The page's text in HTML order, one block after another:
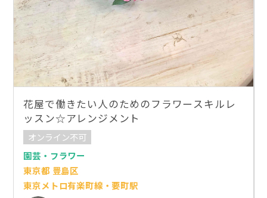
花屋で働きたい人のためのフラワースキルレ
ッスン☆アレンジメント
オンライン不可
園芸・フラワー
東京都 豊島区
東京メトロ有楽町線・要町駅